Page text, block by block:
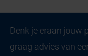
Denk je eraan jouw
graag advies van